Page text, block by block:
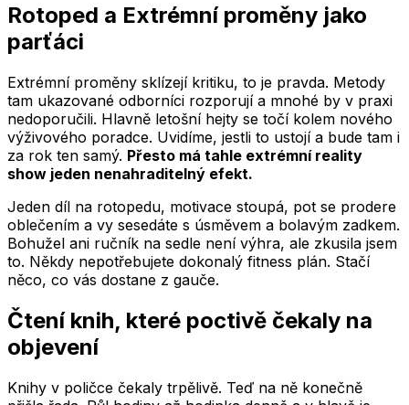
Rotoped a Extrémní proměny jako
parťáci
Extrémní proměny sklízejí kritiku, to je pravda. Metody
tam ukazované odborníci rozporují a mnohé by v praxi
nedoporučili. Hlavně letošní hejty se točí kolem nového
výživového poradce. Uvidíme, jestli to ustojí a bude tam i
za rok ten samý. Přesto má tahle extrémní reality
show jeden nenahraditelný efekt.
Jeden díl na rotopedu, motivace stoupá, pot se prodere
oblečením a vy sesedáte s úsměvem a bolavým zadkem.
Bohužel ani ručník na sedle není výhra, ale zkusila jsem
to. Někdy nepotřebujete dokonalý fitness plán. Stačí
něco, co vás dostane z gauče.
Čtení knih, které poctivě čekaly na
objevení
Knihy v poličce čekaly trpělivě. Teď na ně konečně